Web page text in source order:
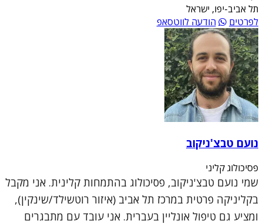
תל אביב-יפו, ישראל
לפרטים
הודעה לווטסאפ
נועם טבצ'ניקוב
פסיכולוג קליני
שמי נועם טבצ'ניקוב, פסיכולוג בהתמחות קלינית. אני מקבל
בקליניקה פרטית במרכז תל אביב (איזור רוטשילד/שינקין),
ומציע גם טיפול אונליין בעברית. אני עובד עם מתבגרים